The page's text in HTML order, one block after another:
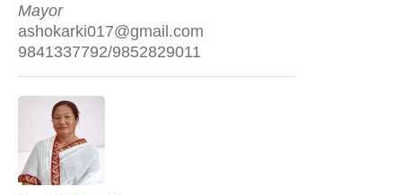
Mayor
ashokarki017@gmail.com
9841337792/9852829011